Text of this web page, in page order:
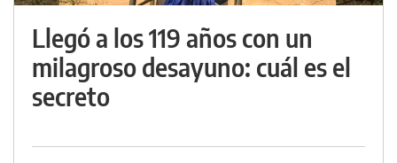
Llegó a los 119 años con un
milagroso desayuno: cuál es el
secreto